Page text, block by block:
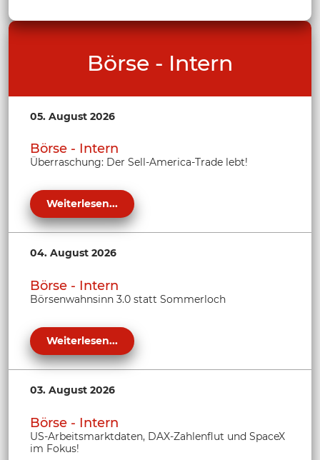
Börse - Intern
05. August 2026
Börse - Intern
Überraschung: Der Sell-America-Trade lebt!
Weiterlesen...
04. August 2026
Börse - Intern
Börsenwahnsinn 3.0 statt Sommerloch
Weiterlesen...
03. August 2026
Börse - Intern
US-Arbeitsmarktdaten, DAX-Zahlenflut und SpaceX
im Fokus!